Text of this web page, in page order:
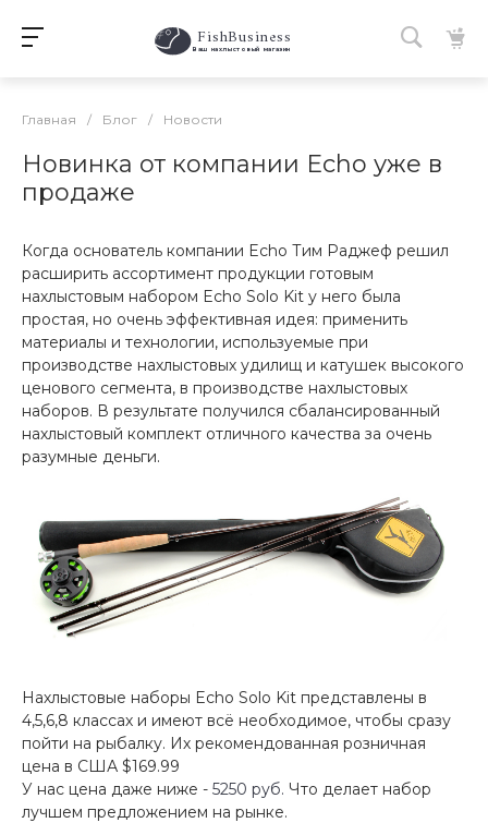
FishBusiness
Ваш нахлыстовый магазин
Главная / Блог / Новости
Новинка от компании Echo уже в
продаже
Когда основатель компании Echo Тим Раджеф решил
расширить ассортимент продукции готовым
нахлыстовым набором Echo Solo Kit у него была
простая, но очень эффективная идея: применить
материалы и технологии, используемые при
производстве нахлыстовых удилищ и катушек высокого
ценового сегмента, в производстве нахлыстовых
наборов. В результате получился сбалансированный
нахлыстовый комплект отличного качества за очень
разумные деньги.
Нахлыстовые наборы Echo Solo Kit представлены в
4,5,6,8 классах и имеют всё необходимое, чтобы сразу
пойти на рыбалку. Их рекомендованная розничная
цена в США $169.99
У нас цена даже ниже - 5250 руб. Что делает набор
лучшем предложением на рынке.